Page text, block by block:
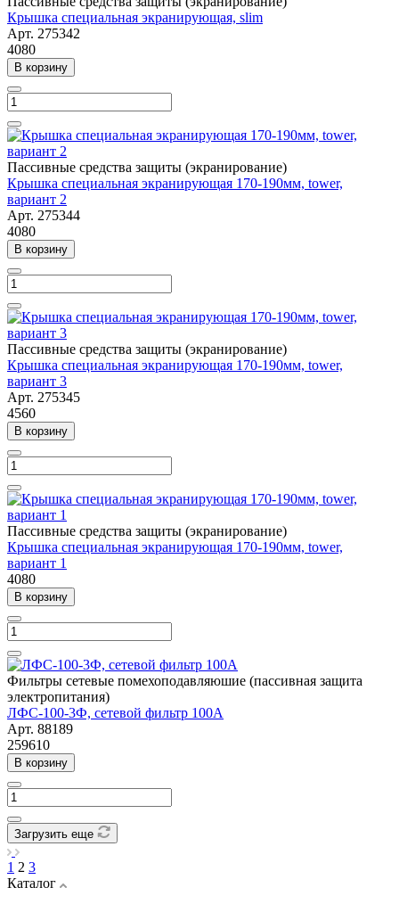
Крышка специальная экранирующая, slim
Арт. 275342
4080
В корзину
Пассивные средства защиты (экранирование)
Крышка специальная экранирующая 170-190мм, tower,
вариант 2
Арт. 275344
4080
В корзину
Пассивные средства защиты (экранирование)
Крышка специальная экранирующая 170-190мм, tower,
вариант 3
Арт. 275345
4560
В корзину
Пассивные средства защиты (экранирование)
Крышка специальная экранирующая 170-190мм, tower,
вариант 1
4080
В корзину
Фильтры сетевые помехоподавляюшие (пассивная защита
электропитания)
ЛФС-100-3Ф, сетевой фильтр 100А
Арт. 88189
259610
В корзину
Загрузить еще
1 2 3
Каталог